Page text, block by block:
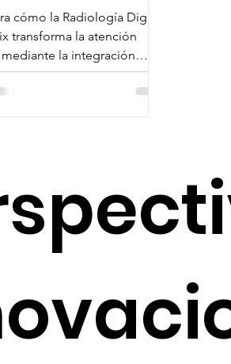
cómo la Radiología Digital
transforma la atención
la integración
de VTS Karexpert. Aumente
de su clínica con la IA de